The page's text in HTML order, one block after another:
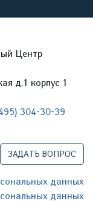
Центр
д.1 корпус 1
304-30-39
ЗАДАТЬ ВОПРОС
данных
данных